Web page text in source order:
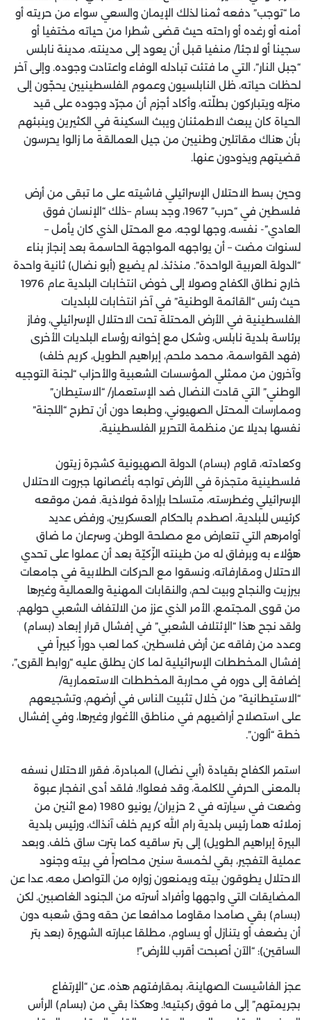
ما “توجب” دفعه ثمنا لذلك الإيمان والسعي سواء من حريته أو
أمنه أو رغده أو راحته حيث قضى شطرا من حياته مختفيا أو
سجينا أو لاجئا/ منفيا قبل أن يعود إلى مدينته، مدينة نابلس
“جبل النار”، التي ما فتئت تبادله الوفاء واعتادت وجوده. وإلى آخر
لحظات حياته، ظل النابلسيون وعموم الفلسطينيين يحجّون إلى
منزله ويتباركون بطلّته، وأكاد أجزم أن مجرّد وجوده على قيد
الحياة كان يبعث الاطمئنان ويبث السكينة في الكثيرين وينبئهم
بأن هناك مقاتلين وطنيين من جيل العمالقة ما زالوا يحرسون
قضيتهم ويذودون عنها.
وحين بسط الاحتلال الإسرائيلي فاشيته على ما تبقى من أرض
فلسطين في “حرب” 1967، وجد بسام –ذلك “الإنسان فوق
العادي”- نفسه، وجها لوجه، مع المحتل الذي كان يأمل –
لسنوات مضت – أن يواجهه المواجهة الحاسمة بعد إنجاز بناء
“الدولة العربية الواحدة”. منذئذ، لم يضيع (أبو نضال) ثانية واحدة
خارج نطاق الكفاح وصولا إلى خوض انتخابات البلدية عام 1976
حيث رئس “القائمة الوطنية” في آخر انتخابات للبلديات
الفلسطينية في الأرض المحتلة تحت الاحتلال الإسرائيلي، وفاز
برئاسة بلدية نابلس، وشكل مع إخوانه رؤساء البلديات الأخرى
(فهد القواسمة، محمد ملحم، إبراهيم الطويل، كريم خلف)
وآخرون من ممثلي المؤسسات الشعبية والأحزاب “لجنة التوجيه
الوطني” التي قادت النضال ضد الإستعمار/ “الاستيطان”
وممارسات المحتل الصهيوني، وطبعا دون أن تطرح “اللجنة”
نفسها بديلا عن منظمة التحرير الفلسطينية.
وكعادته، قاوم (بسام) الدولة الصهيونية كشجرة زيتون
فلسطينية متجذرة في الأرض تواجه بأغصانها جبروت الاحتلال
الإسرائيلي وغطرسته، متسلحا بإرادة فولاذية. فمن موقعه
كرئيس للبلدية، اصطدم بالحكام العسكريين، ورفض عديد
أوامرهم التي تتعارض مع مصلحة الوطن. وسرعان ما ضاق
هؤلاء به وبرفاق له من طينته الزّكيّة بعد أن عملوا على تحدي
الاحتلال ومقارفاته، ونسقوا مع الحركات الطلابية في جامعات
بيرزيت والنجاح وبيت لحم، والنقابات المهنية والعمالية وغيرها
من قوى المجتمع، الأمر الذي عزز من الالتفاف الشعبي حولهم.
ولقد نجح هذا “الإئتلاف الشعبي” في إفشال قرار إبعاد (بسام)
وعدد من رفاقه عن أرض فلسطين، كما لعب دوراً كبيراً في
إفشال المخططات الإسرائيلية لما كان يطلق عليه “روابط القرى”،
إضافة إلى دوره في محاربة المخططات الاستعمارية/
“الاستيطانية” من خلال تثبيت الناس في أرضهم، وتشجيعهم
على استصلاح أراضيهم في مناطق الأغوار وغيرها، وفي إفشال
خطة “ألون”.
استمر الكفاح بقيادة (أبي نضال) المبادرة، فقرر الاحتلال نسفه
بالمعنى الحرفي للكلمة، وقد فعلوا!، فلقد أدى انفجار عبوة
وضعت في سيارته في 2 حزيران/ يونيو 1980 (مع اثنين من
زملائه هما رئيس بلدية رام الله كريم خلف آنذاك، ورئيس بلدية
البيرة إبراهيم الطويل) إلى بتر ساقيه كما بترت ساق خلف. وبعد
عملية التفجير، بقي لخمسة سنين محاصراً في بيته وجنود
الاحتلال يطوقون بيته ويمنعون زواره من التواصل معه، عدا عن
المضايقات التي واجهها وأفراد أسرته من الجنود الغاصبين. لكن
(بسام) بقي صامدا مقاوما مدافعا عن حقه وحق شعبه دون
أن يضعف أو يتنازل أو يساوم، مطلقا عبارته الشهيرة (بعد بتر
الساقين): “الآن أصبحت أقرب للأرض”!
عجز الفاشيست الصهاينة، بمقارفتهم هذه، عن “الإرتفاع
بجريمتهم” إلى ما فوق ركبتيه!. وهكذا بقي من (بسام) الرأس